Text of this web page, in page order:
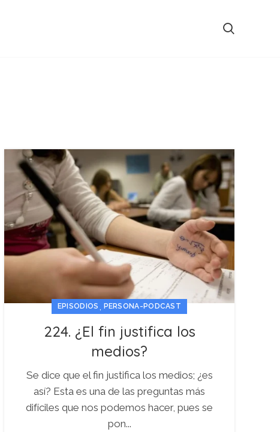
EPISODIOS PERSONA-PODCAST
224. ¿El fin justifica los
medios?
Se dice que el fin justifica los medios; ¿es
así? Esta es una de las preguntas más
difíciles que nos podemos hacer, pues se
pon...